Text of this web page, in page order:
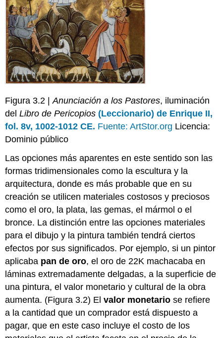
Figura 3.2 |Anunciación a los Pastores, iluminación
delLibro de Pericopios (Leccionario) de Enrique II,
fol. 8v, 1002-1012 CE. Fuente: ArtStor.org Licencia:
Dominio público
Las opciones más aparentes en este sentido son las
formas tridimensionales como la escultura y la
arquitectura, donde es más probable que en su
creación se utilicen materiales costosos y preciosos
como el oro, la plata, las gemas, el mármol o el
bronce. La distinción entre las opciones materiales
para el dibujo y la pintura también tendrá ciertos
efectos por sus significados. Por ejemplo, si un pintor
aplicaba pan de oro, el oro de 22K machacaba en
láminas extremadamente delgadas, a la superficie de
una pintura, el valor monetario y cultural de la obra
aumenta. (Figura 3.2) Elvalor monetario se refiere
a la cantidad que un comprador está dispuesto a
pagar, que en este caso incluye el costo de los